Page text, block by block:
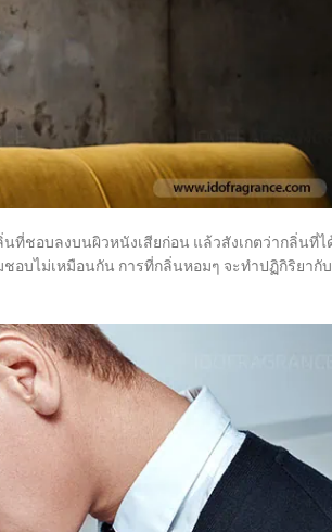
ที่ชอบลงบนผิวหนังเสียก่อน แล้วสังเกตว่ากลิ่นที่ไ
อบไม่เหมือนกัน การที่กลิ่นหอมๆ จะทำปฏิกิริยากับ